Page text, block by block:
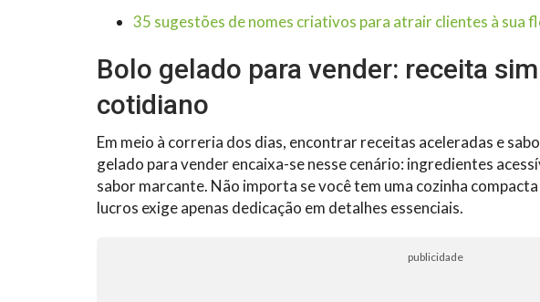
35 sugestões de nomes criativos para atrair clientes à sua
Bolo gelado para vender: receita
cotidiano
Em meio à correria dos dias, encontrar receitas aceleradas e
gelado para vender encaixa-se nesse cenário: ingredientes
sabor marcante. Não importa se você tem uma cozinha
lucros exige apenas dedicação em detalhes essenciais.
publicidade